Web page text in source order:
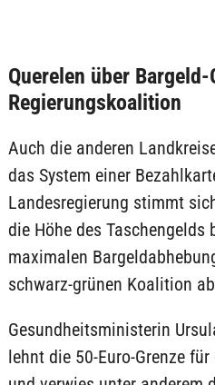
Querelen über Bargeld-
Regierungskoalition
Auch die anderen
das System einer
Landesregierung stimmt
die Höhe des Taschengelds
maximalen
schwarz-grünen Koalition
Gesundheitsministerin
lehnt die 50-Euro-Grenze